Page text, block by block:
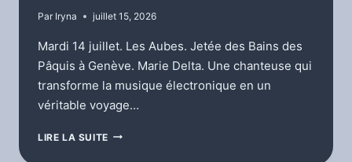
Par Iryna juillet 15, 2026
Mardi 14 juillet. Les Aubes. Jetée des Bains des
Pâquis à Genève. Marie Delta. Une chanteuse qui
transforme la musique électronique en un
véritable voyage…
LIRE LA SUITE BILLET